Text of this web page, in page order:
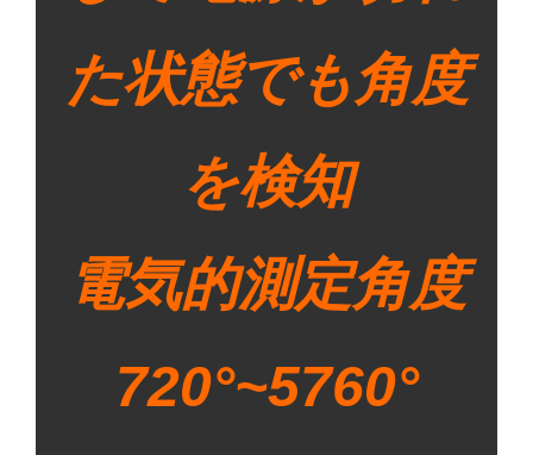
た状態でも角度
を検知
電気的測定角度
720°~5760°